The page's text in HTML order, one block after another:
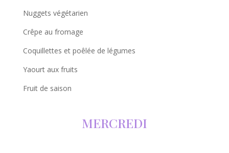
Nuggets végétarien
Crêpe au fromage
Coquillettes et poêlée de légumes
Yaourt aux fruits
Fruit de saison
MERCREDI